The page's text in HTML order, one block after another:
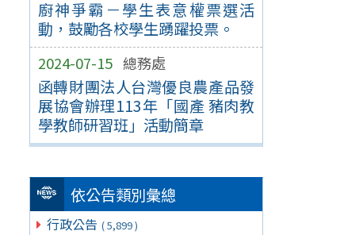
廚神爭霸－學生表意權票選活
動，鼓勵各校學生踴躍投票。
2024-07-15 總務處
函轉財團法人台灣優良農產品發
展協會辦理113年「國產 豬肉教
學教師研習班」活動簡章
依公告類別彙總
行政公告 ( 5,899 )